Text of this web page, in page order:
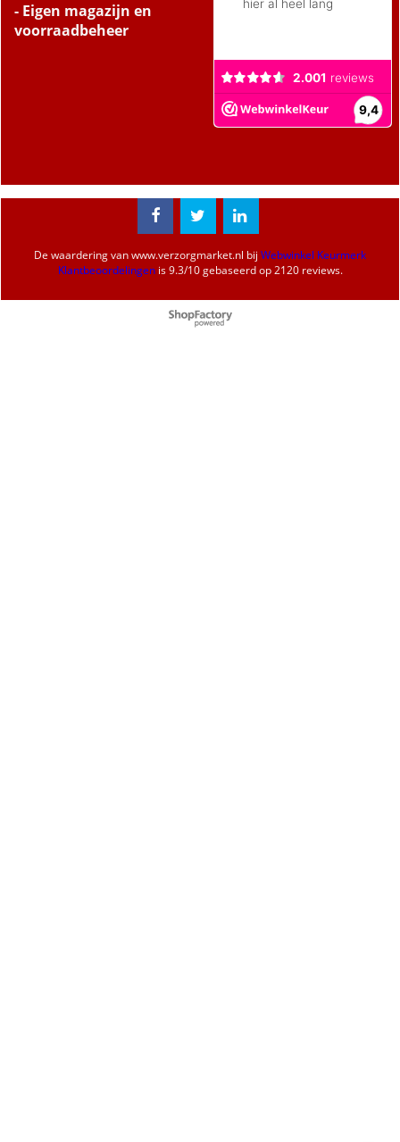
- Eigen magazijn en
voorraadbeheer
De waardering vanwww.verzorgmarket.nl bij Webwinkel Keurmerk
Klantbeoordelingenis9.3/10gebaseerd op 2120 reviews.
Webwinkel gemaakt met
ShopFactory webwinkel